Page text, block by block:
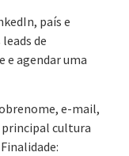
país e
de
e agendar uma
e-mail,
cultura